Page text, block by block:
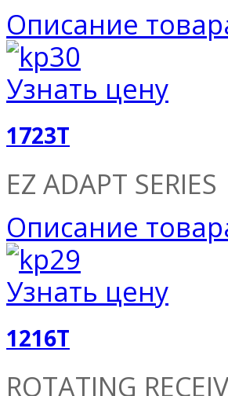
Описание
Узнать цену
1723T
EZ ADAPT
Описание
Узнать цену
1216T
ROTATING